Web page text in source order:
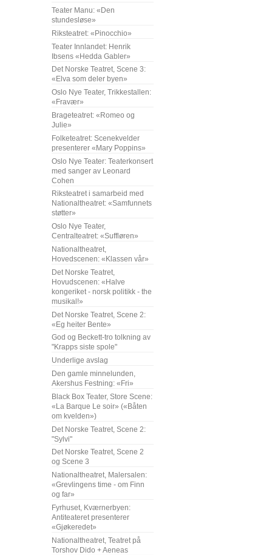
Teater Manu: «Den
stundesløse»
Riksteatret: «Pinocchio»
Teater Innlandet: Henrik
Ibsens «Hedda Gabler»
Det Norske Teatret, Scene 3:
«Elva som deler byen»
Oslo Nye Teater, Trikkestallen:
«Fravær»
Brageteatret: «Romeo og
Julie»
Folketeatret: Scenekvelder
presenterer «Mary Poppins»
Oslo Nye Teater: Teaterkonsert
med sanger av Leonard
Cohen
Riksteatret i samarbeid med
Nationaltheatret: «Samfunnets
støtter»
Oslo Nye Teater,
Centralteatret: «Suffløren»
Nationaltheatret,
Hovedscenen: «Klassen vår»
Det Norske Teatret,
Hovudscenen: «Halve
kongeriket - norsk politikk - the
musikal!»
Det Norske Teatret, Scene 2:
«Eg heiter Bente»
God og Beckett-tro tolkning av
"Krapps siste spole"
Underlige avslag
Den gamle minnelunden,
Akershus Festning: «Fri»
Black Box Teater, Store Scene:
«La Barque Le soir» («Båten
om kvelden»)
Det Norske Teatret, Scene 2:
"Sylvi"
Det Norske Teatret, Scene 2
og Scene 3
Nationaltheatret, Malersalen:
«Grevlingens time - om Finn
og far»
Fyrhuset, Kværnerbyen:
Antiteateret presenterer
«Gjøkeredet»
Nationaltheatret, Teatret på
Torshov Dido + Aeneas